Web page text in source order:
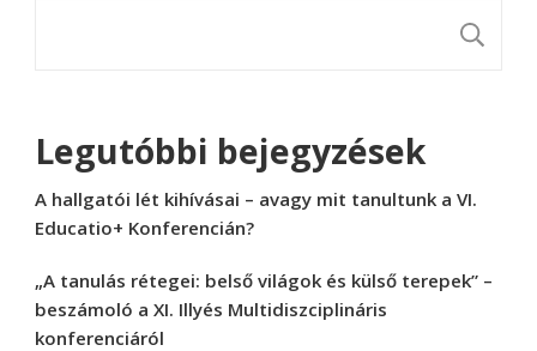
Legutóbbi bejegyzések
A hallgatói lét kihívásai – avagy mit tanultunk a VI.
Educatio+ Konferencián?
„A tanulás rétegei: belső világok és külső terepek” –
beszámoló a XI. Illyés Multidiszciplináris
konferenciáról